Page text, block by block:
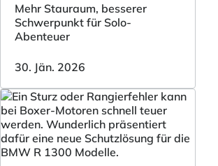
Mehr Stauraum, besserer
Schwerpunkt für Solo-
Abenteuer
30. Jän. 2026